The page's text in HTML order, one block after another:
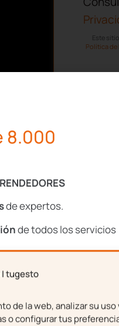
tugesto
de la web, analizar su
o configurar tus
Este
Política de
8.000
de expertos.
de todos los servicios